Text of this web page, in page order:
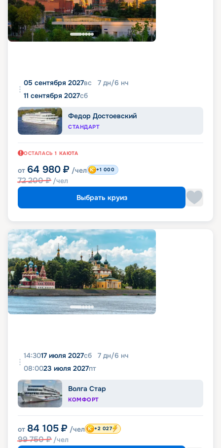
05 сентября 2027вс 7 дн/6 нч
11 сентября 2027сб
Федор Достоевский
СТАНДАРТ
ОСТАЛАСЬ 1 КАЮТА
от 64 980 ₽ /чел
72 200₽ /чел
+1 000
Выбрать круиз
14:3017 июля 2027сб 7 дн/6 нч
08:0023 июля 2027пт
Волга Стар
КОМФОРТ
от 84 105 ₽ /чел
99 750₽ /чел
+2 027